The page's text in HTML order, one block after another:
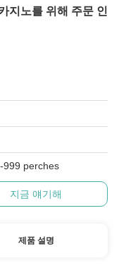
지노를 위해 주문 인
999 perches
지금 얘기해
제품 설명